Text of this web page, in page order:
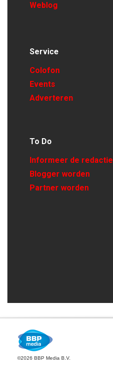
Weblog
Service
Colofon
Events
Adverteren
To Do
Informeer de redactie
Blogger worden
Partner worden
©2026 BBP Media B.V.